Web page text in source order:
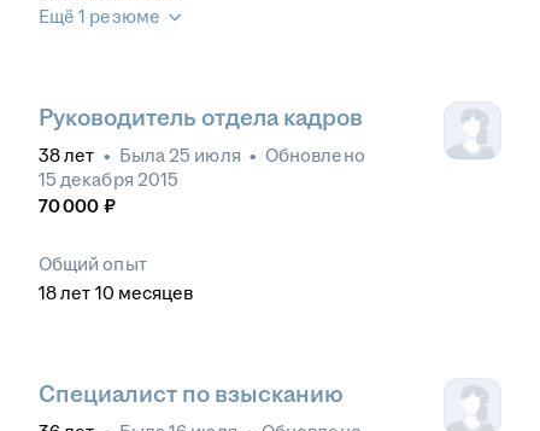
Ещё 1 резюме
Руководитель отдела кадров
38лет • Была 25 июля • Обновлено
15 декабря 2015
70 000 ₽
Общий опыт
18лет 10 месяцев
Специалист по взысканию